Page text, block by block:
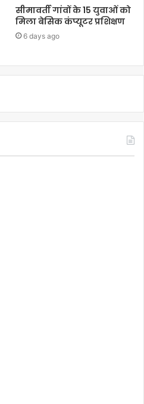
सीमावर्ती गांवों के 15 युवाओं को
मिला बेसिक कंप्यूटर प्रशिक्षण
6 days ago